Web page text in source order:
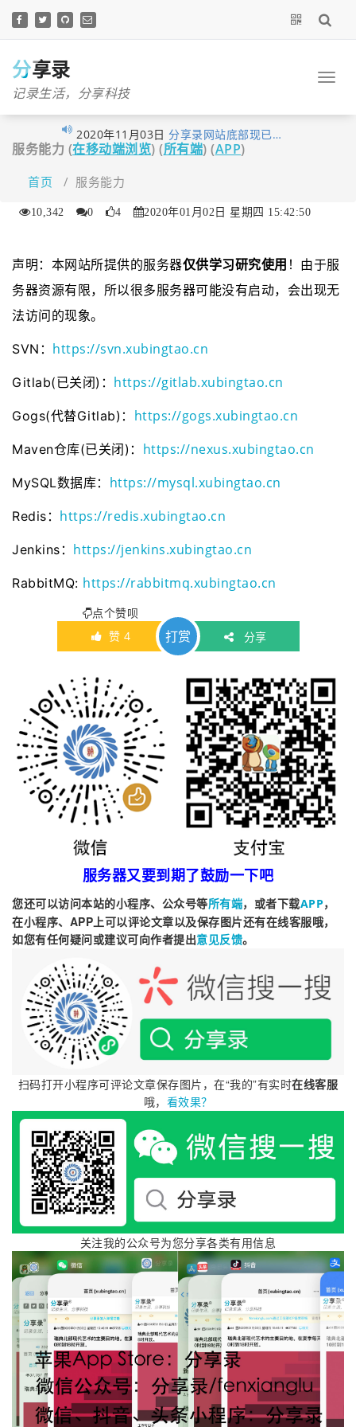
正
分享录
记录生活，分享科技
服务能力 (在移动端浏览) (所有端) (APP)
2020年11月03日 分享录网站底部现已…
2020年10月27日 早在1月10日xubingta…
2020年10月23日
2020年06月14日 大家不用太拘束，但…
2020年06月03日 经过这段时间的努力…
2020年05月12日
2020年04月28日 近来发现fenxianglu.…
2020年01月08日 若想发表博客的可以…
2021年03月01日 为了跟整套系统名称…
2021年01月22日
首页 / 服务能力
10,342 0 4 2020年01月02日 星期四 15:42:50
声明：本网站所提供的服务器仅供学习研究使用 ！由于服
务器资源有限，所以很多服务器可能没有启动，会出现无
法访问的现象。
SVN： https://svn.xubingtao.cn
Gitlab(已关闭)： https://gitlab.xubingtao.cn
Gogs(代替Gitlab)： https://gogs.xubingtao.cn
Maven仓库(已关闭)： https://nexus.xubingtao.cn
MySQL数据库： https://mysql.xubingtao.cn
Redis： https://redis.xubingtao.cn
Jenkins： https://jenkins.xubingtao.cn
RabbitMQ: https://rabbitmq.xubingtao.cn
点个赞呗
赞 4 打赏 分享
服务器又要到期了鼓励一下吧
您还可以访问本站的小程序、公众号等所有端，或者下载APP，
在小程序、APP上可以评论文章以及保存图片还有在线客服哦，
如您有任何疑问或建议可向作者提出意见反馈。
扫码打开小程序可评论文章保存图片，在“我的”有实时在线客服
哦， 看效果？
关注我的公众号为您分享各类有用信息